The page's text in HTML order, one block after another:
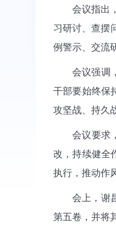
会议指出
习研讨、查摆
例警示、交流
会议强调
干部要始终保
攻坚战、持久
会议要求
改，持续健全
执行，推动作
会上，谢
第五卷，并将